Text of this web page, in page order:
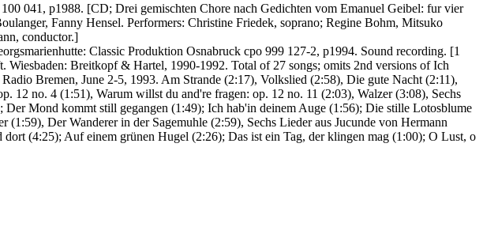
041, p1988. [CD; Drei gemischten Chore nach Gedichten vom Emanuel Geibel: fur vier
Fanny Hensel. Performers: Christine Friedek, soprano; Regine Bohm, Mitsuko
conductor.]
Classic Produktion Osnabruck cpo 999 127-2, p1994. Sound recording. [1
Breitkopf & Hartel, 1990-1992. Total of 27 songs; omits 2nd versions of Ich
Bremen, June 2-5, 1993. Am Strande (2:17), Volkslied (2:58), Die gute Nacht (2:11),
12 no. 4 (1:51), Warum willst du and're fragen: op. 12 no. 11 (2:03), Walzer (3:08), Sechs
Mond kommt still gegangen (1:49); Ich hab'in deinem Auge (1:56); Die stille Lotosblume
Der Wanderer in der Sagemuhle (2:59), Sechs Lieder aus Jucunde von Hermann
(4:25); Auf einem grünen Hugel (2:26); Das ist ein Tag, der klingen mag (1:00); O Lust, o